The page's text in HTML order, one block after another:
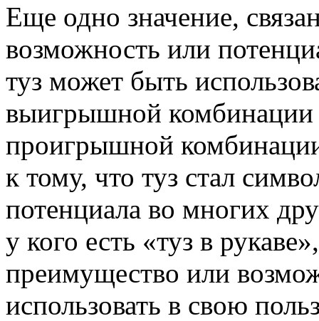
Еще одно значение,
возможность или
туз может быть
выигрышной комбинации
проигрышной
к тому, что туз стал
потенциала во многих
у кого есть «туз в
преимущество или
использовать в свою